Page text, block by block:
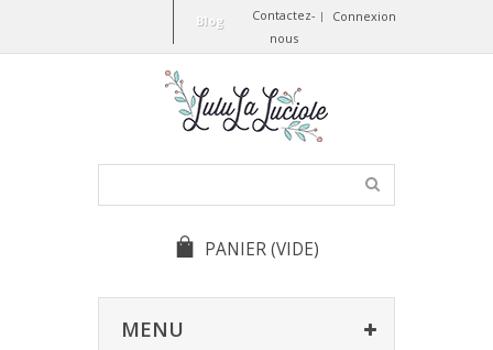
Connexion
Contactez-
nous
Blog
PANIER(VIDE)
MENU